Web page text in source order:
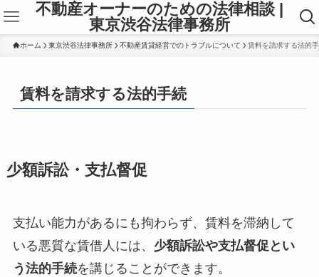
不動産オーナーのための法律相談 |
東京渋谷法律事務所
ホーム 東京渋谷法律事務所 不動産賃貸経営でのトラブルについて 賃料を請求する法的
賃料を請求する法的手続
少額訴訟・支払督促
支払い能力があるにも拘わらず、賃料を滞納して
いる悪質な賃借人には、 少額訴訟や支払督促とい
う法的手続を講じることができます。